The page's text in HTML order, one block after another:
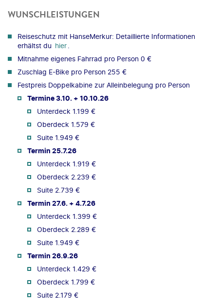
WUNSCHLEISTUNGEN
Reiseschutz mit HanseMerkur: Detaillierte Informationen
erhältst du hier
Mitnahme eigenes Fahrrad pro Person 0 €
Zuschlag E-Bike pro Person 255 €
Festpreis Doppelkabine zur Alleinbelegung pro Person
Termine 3.10. + 10.10.26
Unterdeck 1.199 €
Oberdeck 1.579 €
Suite 1.949 €
Termin 25.7.26
Unterdeck 1.919 €
Oberdeck 2.239 €
Suite 2.739 €
Termin 27.6. + 4.7.26
Unterdeck 1.399 €
Oberdeck 2.289 €
Suite 1.949 €
Termin 26.9.26
Unterdeck 1.429 €
Oberdeck 1.799 €
Suite 2.179 €